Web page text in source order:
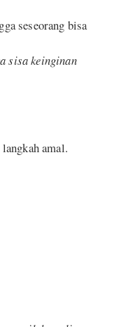
seseorang bisa
sisa keinginan
amal.